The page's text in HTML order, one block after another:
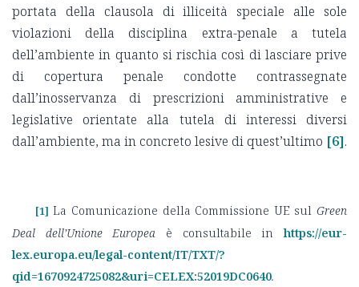
portata della clausola di illiceità speciale alle sole
violazioni della disciplina extra-penale a tutela
dell’ambiente in quanto si rischia così di lasciare prive
di copertura penale condotte contrassegnate
dall’inosservanza di prescrizioni amministrative e
legislative orientate alla tutela di interessi diversi
dall’ambiente, ma in concreto lesive di quest’ultimo [6].
[1] La Comunicazione della Commissione UE sul Green
Deal dell’Unione Europea è consultabile inhttps://eur-
lex.europa.eu/legal-content/IT/TXT/?
qid=1670924725082&uri=CELEX:52019DC0640.